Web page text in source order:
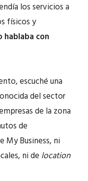
los servicios a
físicos y
hablaba con
escuché una
del sector
de la zona
de
My Business, ni
ni de location